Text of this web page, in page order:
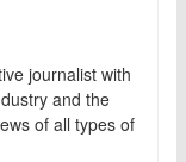
journalist with
and the
of all types of